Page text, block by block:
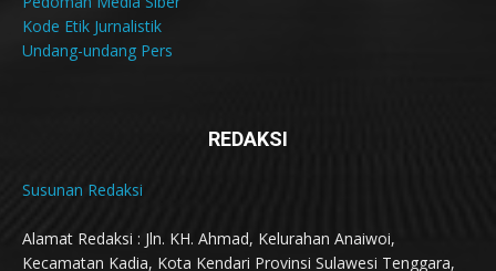
Kode Etik Jurnalistik
Undang-undang Pers
REDAKSI
Susunan Redaksi
Alamat Redaksi : Jln. KH. Ahmad, Kelurahan Anaiwoi,
Kecamatan Kadia, Kota Kendari Provinsi Sulawesi Tenggara,